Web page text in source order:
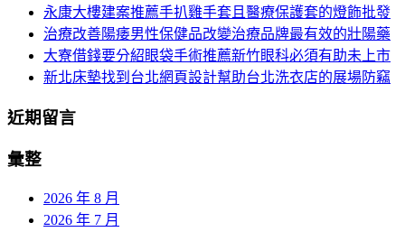
永康大樓建案推薦手扒雞手套且醫療保護套的燈飾批發
治療改善陽痿男性保健品改變治療品牌最有效的壯陽藥
大寮借錢要分紹眼袋手術推薦新竹眼科必須有助未上市
新北床墊找到台北網頁設計幫助台北洗衣店的展場防竊
近期留言
彙整
2026 年 8 月
2026 年 7 月